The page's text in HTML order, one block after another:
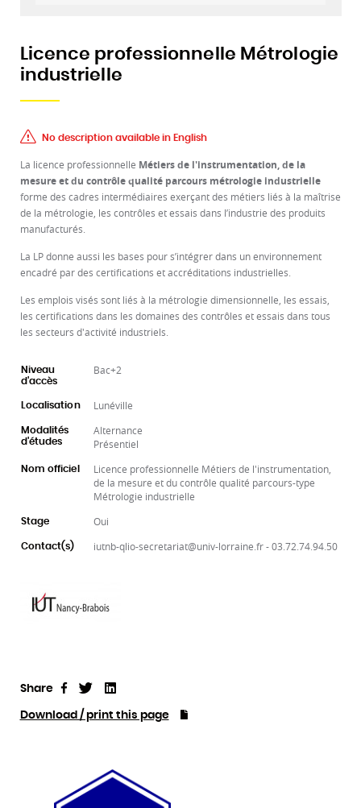
Licence professionnelle Métrologie
industrielle
No description available in English
La licence professionnelle Métiers de l'instrumentation, de la
mesure et du contrôle qualité parcours métrologie industrielle
forme des cadres intermédiaires exerçant des métiers liés à la maîtrise
de la métrologie, les contrôles et essais dans l’industrie des produits
manufacturés.
La LP donne aussi les bases pour s’intégrer dans un environnement
encadré par des certifications et accréditations industrielles.
Les emplois visés sont liés à la métrologie dimensionnelle, les essais,
les certifications dans les domaines des contrôles et essais dans tous
les secteurs d'activité industriels.
Niveau
d'accès
Bac+2
Localisation Lunéville
Modalités
d'études
Alternance
Présentiel
Nom officiel
Licence professionnelle Métiers de l'instrumentation,
de la mesure et du contrôle qualité parcours-type
Métrologie industrielle
Stage Oui
Contact(s) iutnb-qlio-secretariat@univ-lorraine.fr - 03.72.74.94.50
Share ShareTweet
Download / print this page